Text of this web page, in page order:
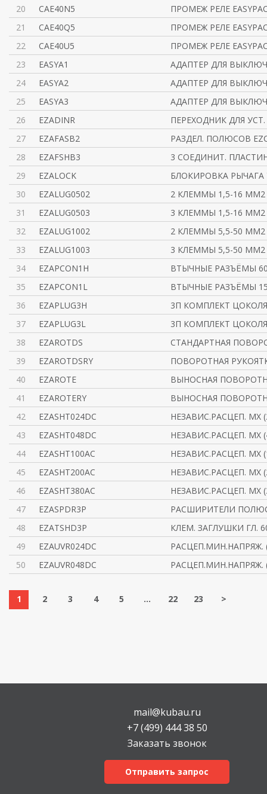
20 CAE40N5
ПРОМЕЖ РЕЛЕ
21
CAE40Q5
ПРОМЕЖ РЕЛЕ
22
CAE40U5
ПРОМЕЖ РЕЛЕ
23
EASYA1
АДАПТЕР ДЛЯ
24
EASYA2
АДАПТЕР ДЛЯ
25
EASYA3
АДАПТЕР ДЛЯ
26
EZADINR
ПЕРЕХОДНИК ДЛЯ УСТ.
27
EZAFASB2
РАЗДЕЛ. ПОЛЮСОВ
28
EZAFSHB3
3 СОЕДИНИТ.
29
EZALOCK
БЛОКИРОВКА РЫЧАГА
30
EZALUG0502
2 КЛЕММЫ 1,5-16 ММ2
31
EZALUG0503
3 КЛЕММЫ 1,5-16 ММ2
32
EZALUG1002
2 КЛЕММЫ 5,5-50 ММ2
33
EZALUG1003
3 КЛЕММЫ 5,5-50 ММ2
34
EZAPCON1H
ВТЫЧНЫЕ РАЗЪЁМЫ
35
EZAPCON1L
ВТЫЧНЫЕ РАЗЪЁМЫ
36
EZAPLUG3H
3П КОМПЛЕКТ
37
EZAPLUG3L
3П КОМПЛЕКТ
38
EZAROTDS
СТАНДАРТНАЯ
39
EZAROTDSRY
ПОВОРОТНАЯ
40
EZAROTE
ВЫНОСНАЯ
41
EZAROTERY
ВЫНОСНАЯ
42
EZASHT024DC
НЕЗАВИС.РАСЦЕП. MX
43
EZASHT048DC
НЕЗАВИС.РАСЦЕП. MX
44
EZASHT100AC
НЕЗАВИС.РАСЦЕП. MX
45
EZASHT200AC
НЕЗАВИС.РАСЦЕП. MX
46
EZASHT380AC
НЕЗАВИС.РАСЦЕП. MX
47
EZASPDR3P
РАСШИРИТЕЛИ
48
EZATSHD3P
КЛЕМ. ЗАГЛУШКИ ГЛ.
49
EZAUVR024DC
РАСЦЕП.МИН.НАПРЯЖ.
50
EZAUVR048DC РАСЦЕП.МИН.НАПРЯЖ.
1 2 3 4 5 ... 22 23 >
mail@kubau.ru
+7 (499) 444 38 50
Заказать звонок
Отправить запрос